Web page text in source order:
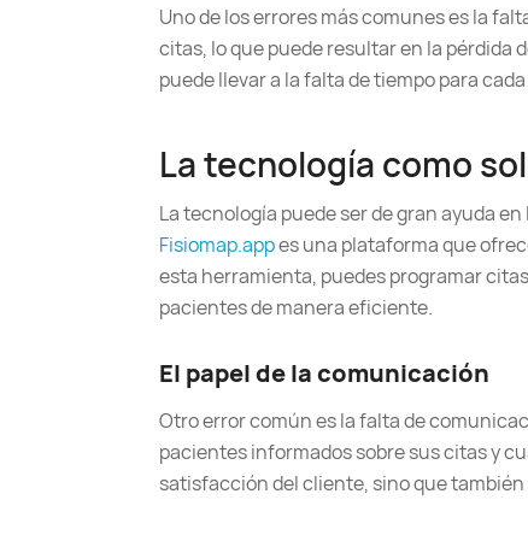
Uno de los errores más comunes es la
citas, lo que puede resultar en la pérdida
puede llevar a la falta de tiempo para
La tecnología como
La tecnología puede ser de gran ayuda
Fisiomap.appes una plataforma que
esta herramienta, puedes programar
pacientes de manera eficiente.
El papel de la comunicación
Otro error común es la falta de
pacientes informados sobre sus citas y
satisfacción del cliente, sino que